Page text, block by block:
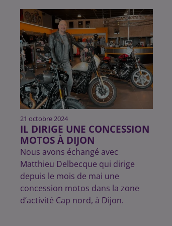
21 octobre 2024
IL DIRIGE UNE CONCESSION
MOTOS À DIJON
Nous avons échangé avec
Matthieu Delbecque qui dirige
depuis le mois de mai une
concession motos dans la zone
d’activité Cap nord, à Dijon.